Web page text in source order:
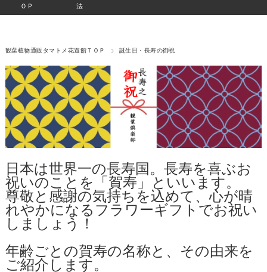
ＯＰ
法
観葉植物通販タマトメ花遊館ＴＯＰ 誕生日・長寿の御祝
日本は世界一の長寿国。長寿を喜ぶお
祝いのことを「賀寿」といいます。
尊敬と感謝の気持ちを込めて、心が晴
れやかになるフラワーギフトでお祝い
しましょう！
年齢ごとの賀寿の名称と、その由来を
ご紹介します。